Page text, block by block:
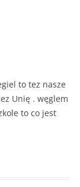
to tez nasze
Unię . węglem
to co jest